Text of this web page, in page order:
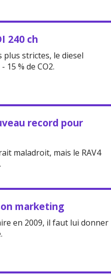
240 ch
strictes, le diesel
% de CO2.
record pour
maladroit, mais le RAV4
marketing
en 2009, il faut lui donner